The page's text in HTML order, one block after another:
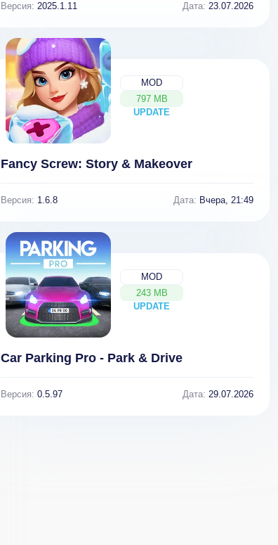
Версия: 2025.1.11 Дата: 23.07.2026
MOD
797 MB
UPDATE
NEW
Fancy Screw: Story & Makeover
Версия: 1.6.8 Дата: Вчера, 21:49
MOD
243 MB
UPDATE
NEW
Car Parking Pro - Park & Drive
Версия: 0.5.97 Дата: 29.07.2026